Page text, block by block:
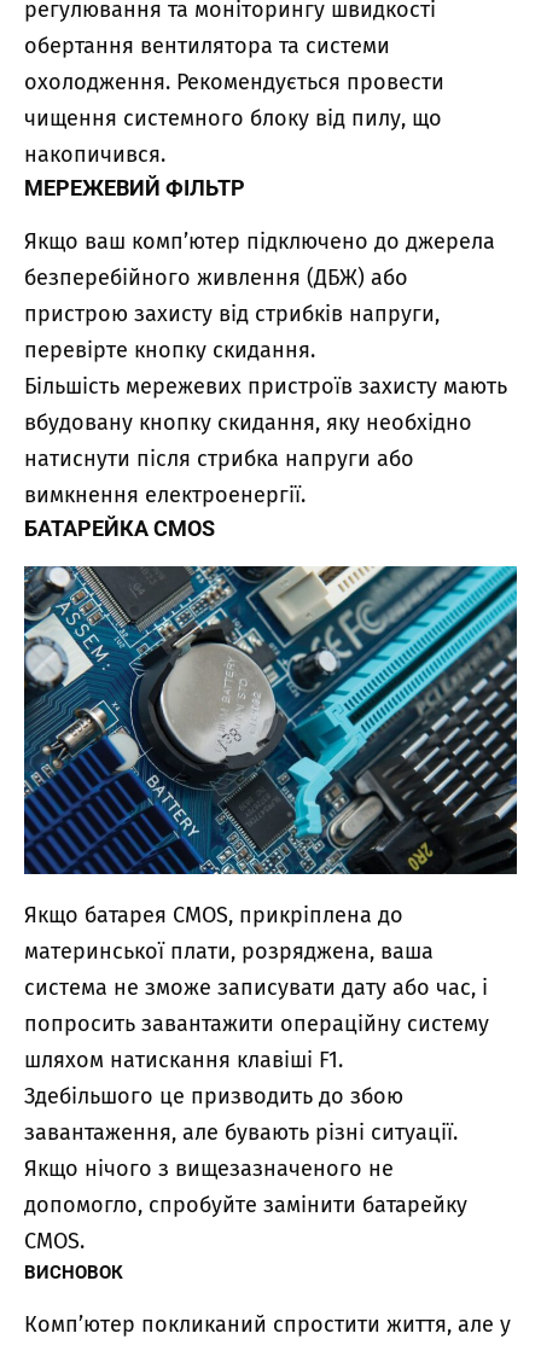
регулювання та моніторингу швидкості
обертання вентилятора та системи
охолодження. Рекомендується провести
чищення системного блоку від пилу, що
накопичився.
МЕРЕЖЕВИЙ ФІЛЬТР
Якщо ваш комп’ютер підключено до джерела
безперебійного живлення (ДБЖ) або
пристрою захисту від стрибків напруги,
перевірте кнопку скидання.
Більшість мережевих пристроїв захисту мають
вбудовану кнопку скидання, яку необхідно
натиснути після стрибка напруги або
вимкнення електроенергії.
БАТАРЕЙКА CMOS
Якщо батарея CMOS, прикріплена до
материнської плати, розряджена, ваша
система не зможе записувати дату або час, і
попросить завантажити операційну систему
шляхом натискання клавіші F1.
Здебільшого це призводить до збою
завантаження, але бувають різні ситуації.
Якщо нічого з вищезазначеного не
допомогло, спробуйте замінити батарейку
CMOS.
ВИСНОВОК
Комп’ютер покликаний спростити життя, але у